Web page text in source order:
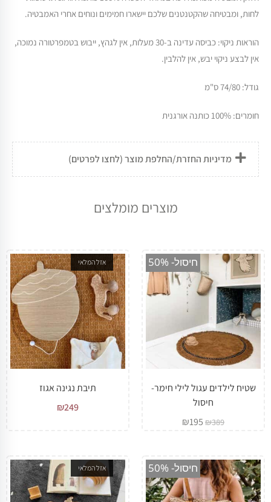
לחות, ומבטיחה שהקטנטנים שלכם יישארו חמימים ונוחים אחרי האמבטיה.
הוראות ניקוי: כביסה עדינה ב-30 מעלות, אין לגהץ, ייבוש בטמפרטורה נמוכה,
אין לבצע ניקוי יבש, אין להלבין.
גודל: 74/80 ס"מ
חומרים: 100% כותנה אורגנית
מדיניות החזרת/החלפת מוצר (לחצו לפרטים)
מוצרים מומלצים
חיסול- 50%
שטיח לילדים עגול לילי חימר-
חיסול
₪389
₪195
אזל המלאי
תיבת נגינה אגוז
₪249
חיסול- 50% אזל המלאי